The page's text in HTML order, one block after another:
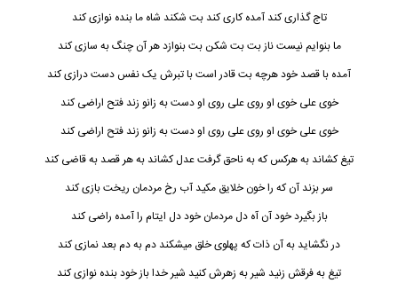
تاج گذاری کند آمده کاری کند بت شکند شاه ما بنده نوازی کند
ما بنوایم نیست ناز بت بت شکن بت بنوازد هر آن چنگ به سازی کند
آمده با قصد خود هرچه بت قادر است با تبرش یک نفس دست درازی کند
خوی علی خوی او روی علی روی او دست به زانو زند فتح اراضی کند
خوی علی خوی او روی علی روی او دست به زانو زند فتح اراضی کند
تیغ کشاند به هرکس که به ناحق گرفت عدل کشاند به هر قصد به قاضی کند
سر بزند آن که را خون خلایق مکید آب رخ مردمان ریخت بازی کند
باز بگیرد خود آن آه دل مردمان خود دل ایتام را آمده راضی کند
در نگشاید به آن ذات که پهلوی خلق میشکند دم به دم بعد نمازی کند
تیغ به فرقش زنید شیر به زهرش کنید شیر خدا باز خود بنده نوازی کند